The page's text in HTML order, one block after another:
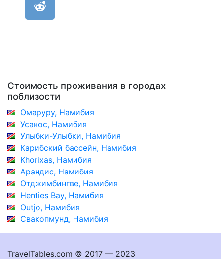
Стоимость проживания в городах
поблизости
Омаруру, Намибия
Усакос, Намибия
Улыбки-Улыбки, Намибия
Карибский бассейн, Намибия
Khorixas, Намибия
Арандис, Намибия
Отджимбингве, Намибия
Henties Bay, Намибия
Outjo, Намибия
Свакопмунд, Намибия
TravelTables.com © 2017 — 2023